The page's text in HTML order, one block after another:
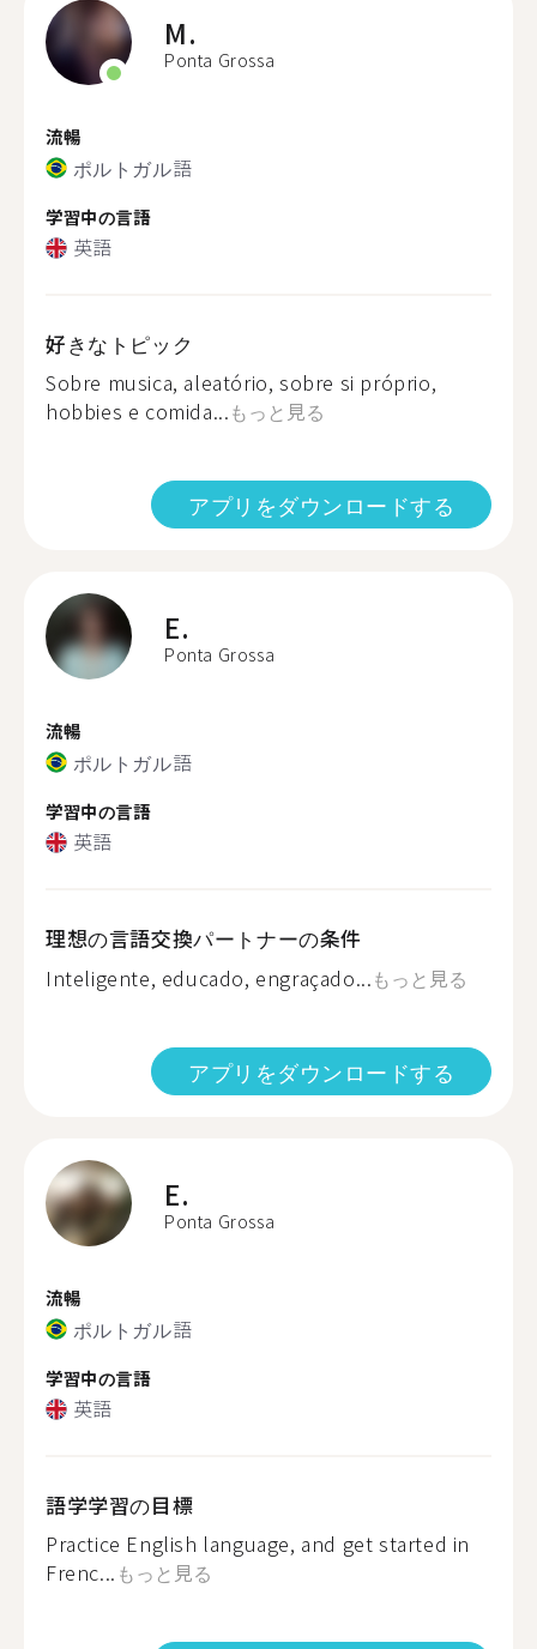
M.
Ponta Grossa
流暢
ポルトガル語
学習中の言語
英語
好きなトピック
Sobre musica, aleatório, sobre si próprio,
hobbies e comida...もっと見る
アプリをダウンロードする
E.
Ponta Grossa
流暢
ポルトガル語
学習中の言語
英語
理想の言語交換パートナーの条件
Inteligente, educado, engraçado...もっと見る
アプリをダウンロードする
E.
Ponta Grossa
流暢
ポルトガル語
学習中の言語
英語
語学学習の目標
Practice English language, and get started in
Frenc... もっと見る